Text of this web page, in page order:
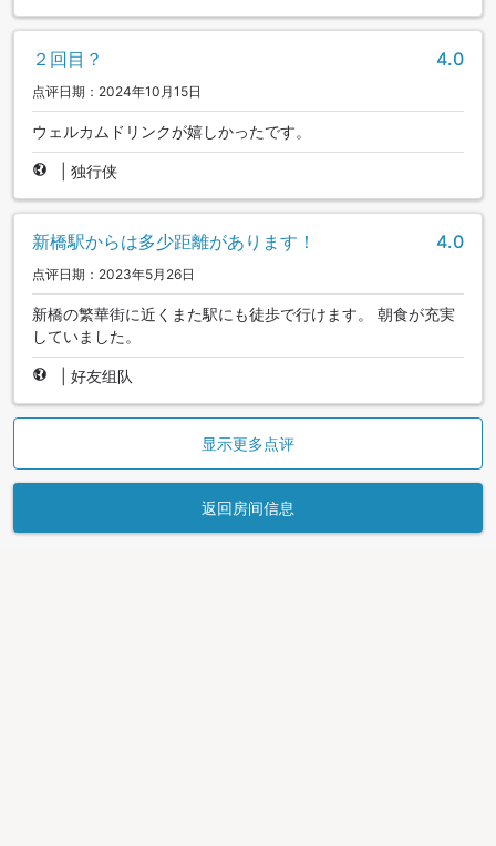
２回目？ 4.0
点评日期：2024年10月15日
ウェルカムドリンクが嬉しかったです。
独行侠
新橋駅からは多少距離があります！ 4.0
点评日期：2023年5月26日
新橋の繁華街に近くまた駅にも徒歩で行けます。 朝食が充実
していました。
好友组队
显示更多点评
返回房间信息